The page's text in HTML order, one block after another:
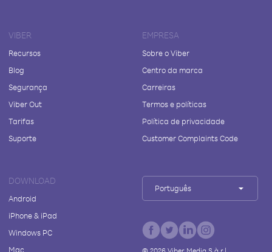
VIBER
Recursos
Blog
Segurança
Viber Out
Tarifas
Suporte
EMPRESA
Sobre o Viber
Centro da marca
Carreiras
Termos e políticas
Política de privacidade
Customer Complaints Code
DOWNLOAD
Android
iPhone & iPad
Windows PC
Mac
Português